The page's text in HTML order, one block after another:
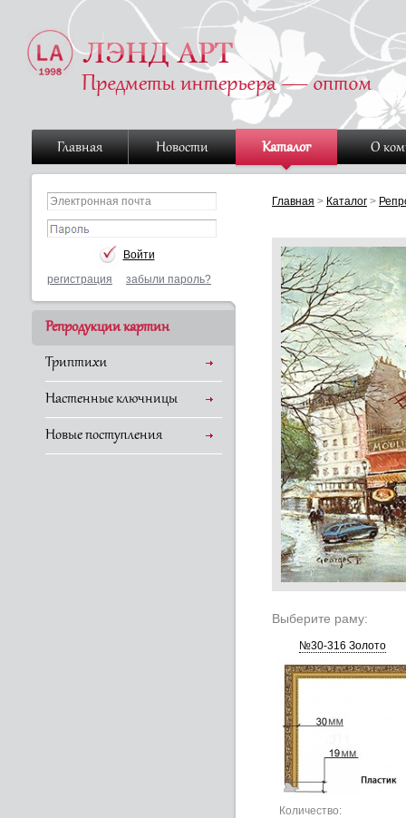
Главная Новости Каталог О
регистрация забыли пароль?
Репродукции картин
Триптихи
Настенные ключницы
Новые поступления
Главная > Каталог >
Выберите раму:
№30-316 Золото
Количество: